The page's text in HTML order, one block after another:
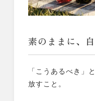
素のままに、
「こうあるべき」
放すこと。